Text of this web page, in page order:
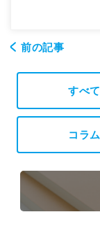
前の記事
すべて
コラム